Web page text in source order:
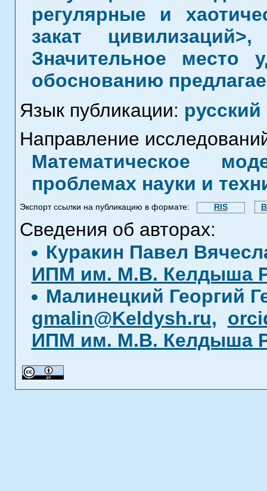
регулярные и
закат
Значительное место
обоснованию
Язык публикации: русский
Направление
Математическое
проблемах науки и
Экспорт ссылки на публикацию в формате: RIS
Сведения об авторах:
Куракин Павел
ИПМ им. М.В. Келдыша
Малинецкий Георгий
gmalin@Keldysh.ru,
ИПМ им. М.В. Келдыша